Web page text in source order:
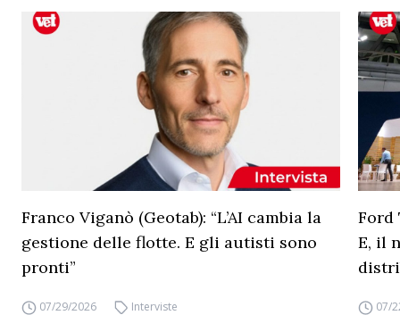
Franco Viganò (Geotab): “L’AI cambia la
gestione delle flotte. E gli autisti sono
pronti”
07/29/2026 Interviste
Ford
E, il
07/